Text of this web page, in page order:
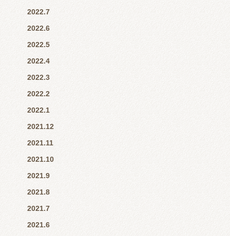
2022.7
2022.6
2022.5
2022.4
2022.3
2022.2
2022.1
2021.12
2021.11
2021.10
2021.9
2021.8
2021.7
2021.6